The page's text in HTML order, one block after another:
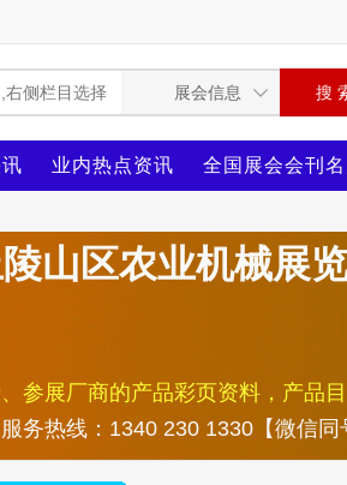
业内热点资讯 全国展会会刊
山区农业机械展
参展厂商的产品彩页资料，产品
服务热线：1340 230 1330【微信同